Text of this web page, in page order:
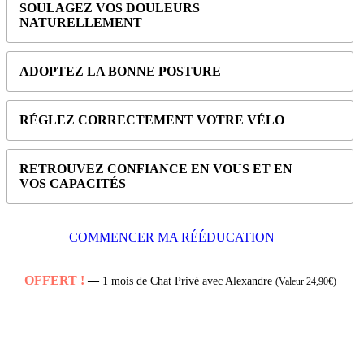
SOULAGEZ VOS DOULEURS
NATURELLEMENT
ADOPTEZ LA BONNE POSTURE
RÉGLEZ CORRECTEMENT VOTRE VÉLO
RETROUVEZ CONFIANCE EN VOUS ET EN
VOS CAPACITÉS
COMMENCER MA RÉÉDUCATION
OFFERT ! — 1 mois de Chat Privé avec Alexandre (Valeur 24,90€)